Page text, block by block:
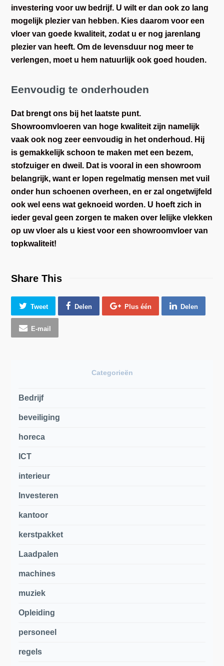
investering voor uw bedrijf. U wilt er dan ook zo lang
mogelijk plezier van hebben. Kies daarom voor een
vloer van goede kwaliteit, zodat u er nog jarenlang
plezier van heeft. Om de levensduur nog meer te
verlengen, moet u hem natuurlijk ook goed houden.
Eenvoudig te onderhouden
Dat brengt ons bij het laatste punt.
Showroomvloeren van hoge kwaliteit zijn namelijk
vaak ook nog zeer eenvoudig in het onderhoud. Hij
is gemakkelijk schoon te maken met een bezem,
stofzuiger en dweil. Dat is vooral in een showroom
belangrijk, want er lopen regelmatig mensen met vuil
onder hun schoenen overheen, en er zal ongetwijfeld
ook wel eens wat geknoeid worden. U hoeft zich in
ieder geval geen zorgen te maken over lelijke vlekken
op uw vloer als u kiest voor een showroomvloer van
topkwaliteit!
Share This
Tweet Delen Plus één Delen
E-mail
Categorieën
Bedrijf
beveiliging
horeca
ICT
interieur
Investeren
kantoor
kerstpakket
Laadpalen
machines
muziek
Opleiding
personeel
regels